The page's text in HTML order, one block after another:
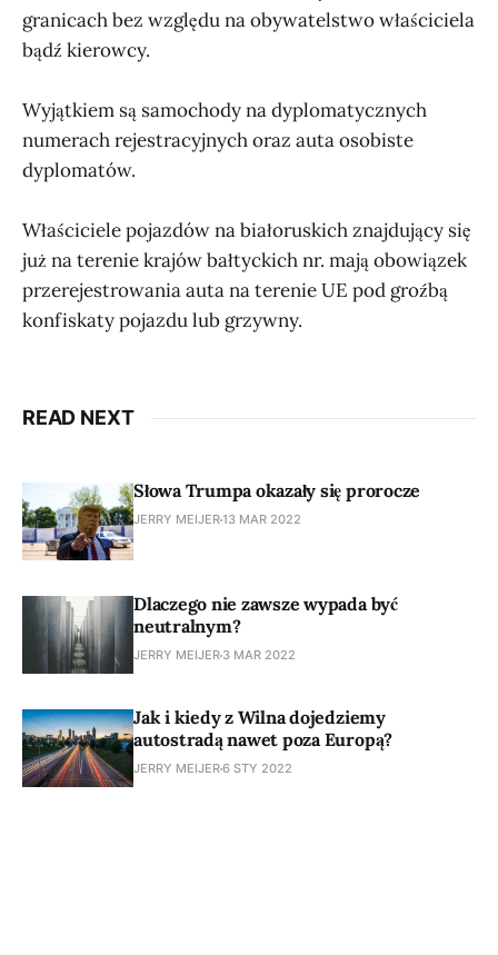
granicach bez względu na obywatelstwo właściciela
bądź kierowcy.
Wyjątkiem są samochody na dyplomatycznych
numerach rejestracyjnych oraz auta osobiste
dyplomatów.
Właściciele pojazdów na białoruskich znajdujący się
już na terenie krajów bałtyckich nr. mają obowiązek
przerejestrowania auta na terenie UE pod groźbą
konfiskaty pojazdu lub grzywny.
READ NEXT
Słowa Trumpa okazały się prorocze
JERRY MEIJER13 MAR 2022
Dlaczego nie zawsze wypada być
neutralnym?
JERRY MEIJER 3 MAR 2022
Jak i kiedy z Wilna dojedziemy
autostradą nawet poza Europą?
JERRY MEIJER6 STY 2022